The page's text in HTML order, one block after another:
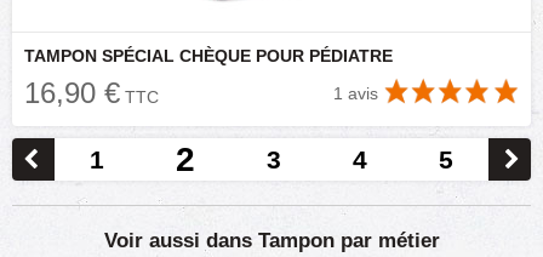
TAMPON SPÉCIAL CHÈQUE POUR PÉDIATRE
16,90 € TTC 1 avis
1 2 3 4 5
Voir aussi dans Tampon par métier